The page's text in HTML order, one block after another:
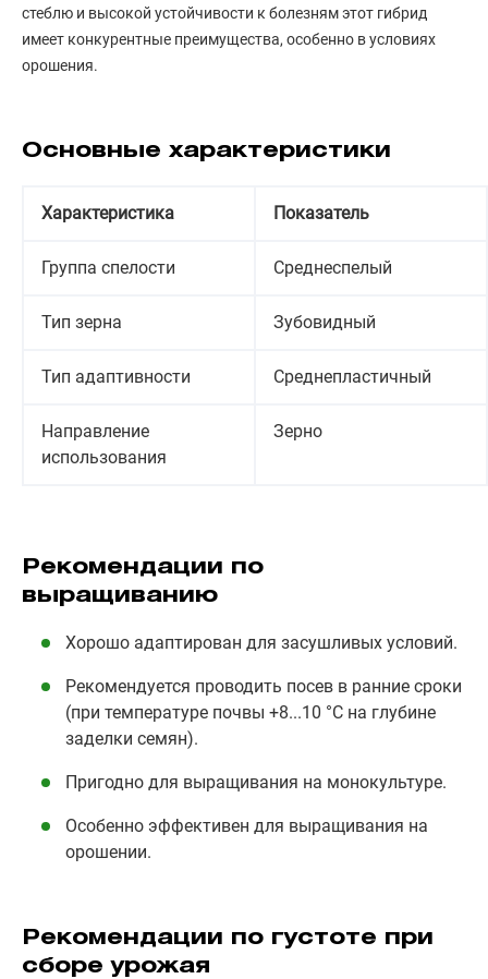
стеблю и высокой устойчивости к болезням этот гибрид
имеет конкурентные преимущества, особенно в условиях
орошения.
Основные характеристики
Характеристика Показатель
Группа спелости Среднеспелый
Тип зерна Зубовидный
Тип адаптивности Среднепластичный
Направление
использования
Зерно
Рекомендации по
выращиванию
Хорошо адаптирован для засушливых условий.
Рекомендуется проводить посев в ранние сроки
(при температуре почвы +8...10 °С на глубине
заделки семян).
Пригодно для выращивания на монокультуре.
Особенно эффективен для выращивания на
орошении.
Рекомендации по густоте при
сборе урожая